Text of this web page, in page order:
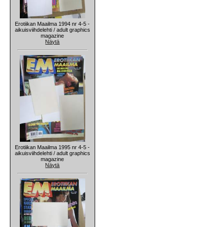
Erotiikan Maailma 1994 nr 4-5 -
aikuisviihdelehti / adult graphics
magazine
Näytä
Erotiikan Maailma 1995 nr 4-5 -
aikuisviihdelehti / adult graphics
magazine
Näytä